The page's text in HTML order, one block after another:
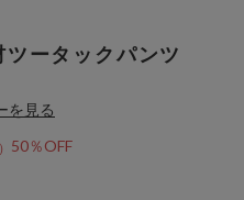
ータックパンツ
を見る
50％OFF